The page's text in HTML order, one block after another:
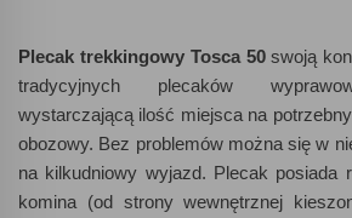
Plecak trekkingowy Tosca 50swoją
tradycyjnych plecaków
wystarczającą ilość miejsca na
obozowy. Bez problemów można się w
na kilkudniowy wyjazd. Plecak posiada
komina (od strony wewnętrznej